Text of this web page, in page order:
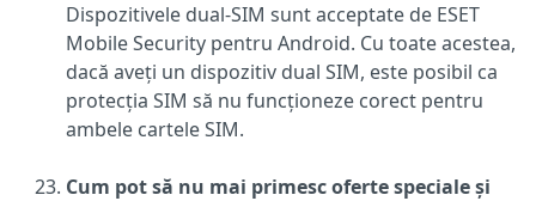
Dispozitivele dual-SIM sunt acceptate de ESET
Mobile Security pentru Android. Cu toate acestea,
dacă aveți un dispozitiv dual SIM, este posibil ca
protecția SIM să nu funcționeze corect pentru
ambele cartele SIM.
Cum pot să nu mai primesc oferte speciale și